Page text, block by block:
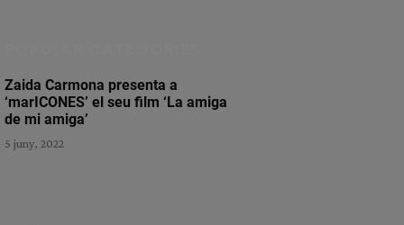
Zaida Carmona presenta a
‘marICONES’ el seu film ‘La amiga
de mi amiga’
5 juny, 2022